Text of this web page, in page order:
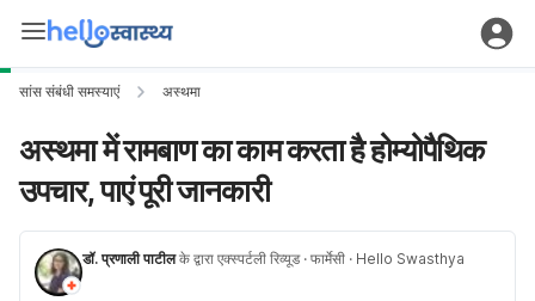
सांस संबंधी समस्याएं अस्थमा
अस्थमा में रामबाण का काम करता है होम्योपैथिक
उपचार, पाएं पूरी जानकारी
डॉ. प्रणाली पाटीलके द्वारा एक्स्पर्टली रिव्यूड · फार्मेसी · Hello Swasthya